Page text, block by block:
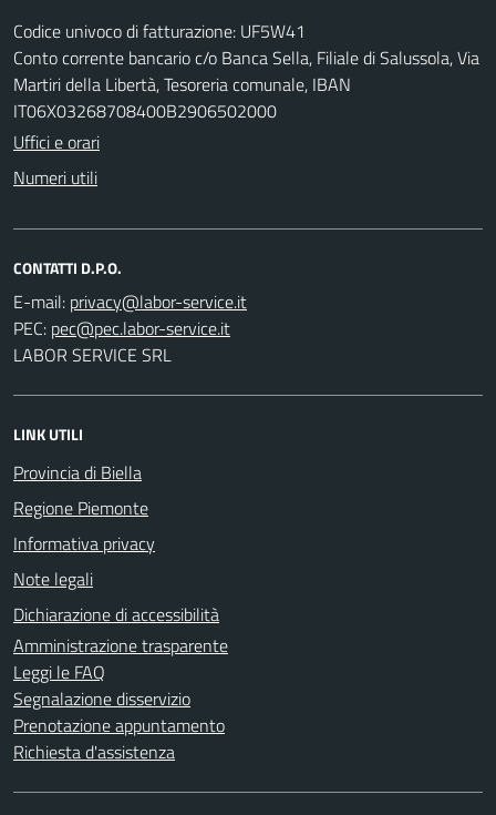
Codice univoco di fatturazione: UF5W41
Conto corrente bancario c/o Banca Sella, Filiale di Salussola, Via
Martiri della Libertà, Tesoreria comunale, IBAN
IT06X03268708400B2906502000
Uffici e orari
Numeri utili
CONTATTI D.P.O.
E-mail:
PEC:
LABOR SERVICE SRL
LINK UTILI
Provincia di Biella
Regione Piemonte
Informativa privacy
Note legali
Dichiarazione di accessibilità
Amministrazione trasparente
Leggi le FAQ
Segnalazione disservizio
Prenotazione appuntamento
Richiesta d'assistenza